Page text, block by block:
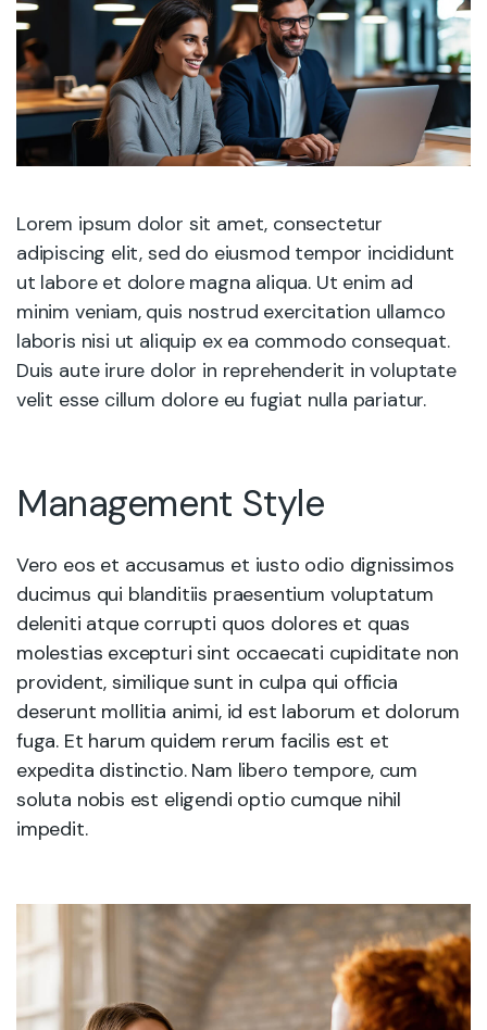
Lorem ipsum dolor sit amet, consectetur
adipiscing elit, sed do eiusmod tempor incididunt
ut labore et dolore magna aliqua. Ut enim ad
minim veniam, quis nostrud exercitation ullamco
laboris nisi ut aliquip ex ea commodo consequat.
Duis aute irure dolor in reprehenderit in voluptate
velit esse cillum dolore eu fugiat nulla pariatur.
Management Style
Vero eos et accusamus et iusto odio dignissimos
ducimus qui blanditiis praesentium voluptatum
deleniti atque corrupti quos dolores et quas
molestias excepturi sint occaecati cupiditate non
provident, similique sunt in culpa qui officia
deserunt mollitia animi, id est laborum et dolorum
fuga. Et harum quidem rerum facilis est et
expedita distinctio. Nam libero tempore, cum
soluta nobis est eligendi optio cumque nihil
impedit.